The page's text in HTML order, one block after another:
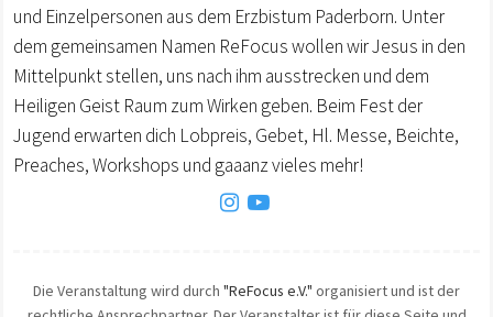
und Einzelpersonen aus dem Erzbistum Paderborn. Unter
dem gemeinsamen Namen ReFocus wollen wir Jesus in den
Mittelpunkt stellen, uns nach ihm ausstrecken und dem
Heiligen Geist Raum zum Wirken geben. Beim Fest der
Jugend erwarten dich Lobpreis, Gebet, Hl. Messe, Beichte,
Preaches, Workshops und gaaanz vieles mehr!
Die Veranstaltung wird durch "ReFocus e.V." organisiert und ist der